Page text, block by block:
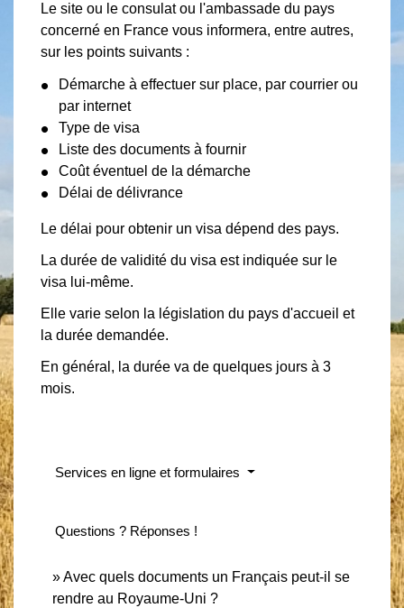
Le site ou le consulat ou l'ambassade du pays
concerné en France vous informera, entre autres,
sur les points suivants :
Démarche à effectuer sur place, par courrier ou
par internet
Type de visa
Liste des documents à fournir
Coût éventuel de la démarche
Délai de délivrance
Le délai pour obtenir un visa dépend des pays.
La durée de validité du visa est indiquée sur le
visa lui-même.
Elle varie selon la législation du pays d'accueil et
la durée demandée.
En général, la durée va de quelques jours à 3
mois.
Services en ligne et formulaires
Questions ? Réponses !
Avec quels documents un Français peut-il se
rendre au Royaume-Uni ?